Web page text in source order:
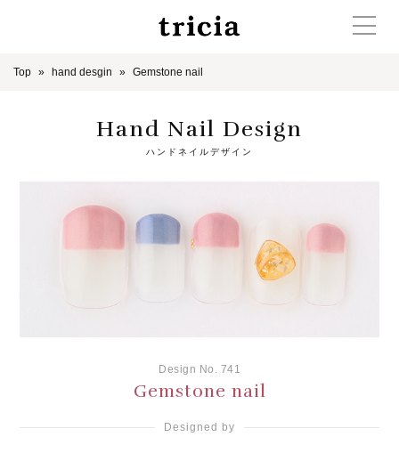
Top hand desgin Gemstone nail
Hand Nail Design
ハンドネイルデザイン
Design No. 741
Gemstone nail
Designed by